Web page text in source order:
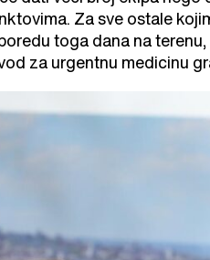
Za sve ostale
toga dana na
za urgentnu medicinu